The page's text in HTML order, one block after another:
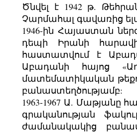
Ծնվել է 1942 թ.
Չարմահալ գավառից
1946-ին Հայաստան
դեպի Իրանի
հաստատվում է
Աբադանի հայոց
մատեմատիկական
բանաստեղծությամբ:
1963-1967 Ա. Մաթյանը
գրականության
ժամանակակից